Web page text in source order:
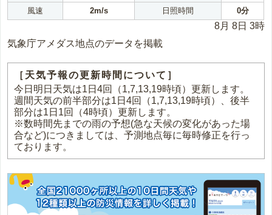
風速
2m/s 日照時間 0分
8月 8日 3時
気象庁アメダス地点のデータを掲載
［天気予報の更新時間について］
今日明日天気は1日4回（1,7,13,19時頃）更新します。
週間天気の前半部分は1日4回（1,7,13,19時頃）、後半
部分は1日1回（4時頃）更新します。
※数時間先までの雨の予想(急な天候の変化があった場
合など)につきましては、予測地点毎に毎時修正を行っ
ております。